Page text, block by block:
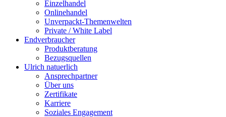
Einzelhandel
Onlinehandel
Unverpackt-Themenwelten
Private / White Label
Endverbraucher
Produktberatung
Bezugsquellen
Ulrich natuerlich
Ansprechpartner
Über uns
Zertifikate
Karriere
Soziales Engagement